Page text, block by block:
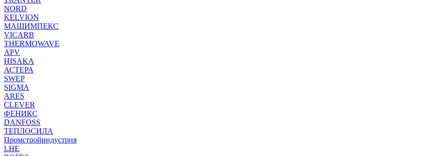
NORD
KELVION
МАШИМПЕКС
VICARB
THERMOWAVE
APV
HISAKA
АСТЕРА
SWEP
SIGMA
ARES
CLEVER
ФЕНИКС
DANFOSS
ТЕПЛОСИЛА
Промстройиндустрия
LHE